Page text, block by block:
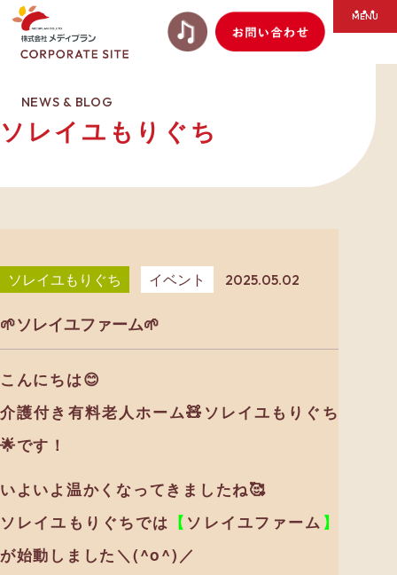
NEWS & BLOG
ソレイユもりぐち
ソレイユもりぐち イベント 2025.05.02
🌱ソレイユファーム🌱
こんにちは😊
介護付き有料老人ホーム🧸ソレイユもりぐち
🌟です！
いよいよ温かくなってきましたね🥰
ソレイユもりぐちでは 【 ソレイユファーム 】
が始動しました＼(^o^)／